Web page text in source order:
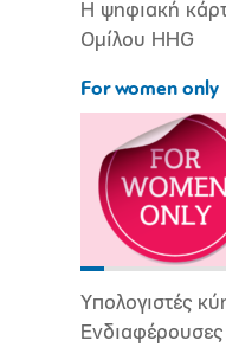
Η ψηφιακή
Ομίλου HHG
For women only
Υπολογιστές